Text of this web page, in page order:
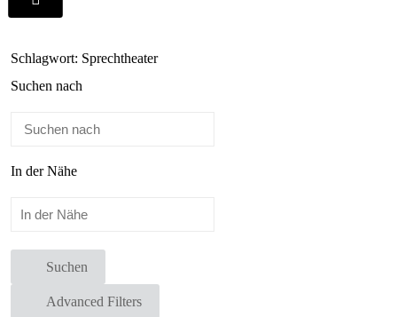
Schlagwort: Sprechtheater
Suchen nach
In der Nähe
Suchen
Advanced Filters